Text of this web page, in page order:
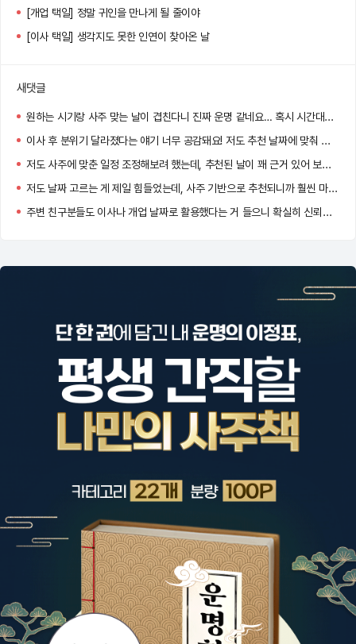
[개업 택일] 정말 귀인을 만나게 될 줄이야
[이사 택일] 생각지도 못한 인연이 찾아온 날
새댓글
원하는 시기랑 사주 맞는 날이 겹친다니 진짜 운명 같네요… 혹시 시간대도 같이 추천되던가요?
이사 후 분위기 달라졌다는 얘기 너무 공감돼요! 저도 추천 날짜에 맞춰 이사했는데 신기하게 일이 잘 풀리더라고요.
저도 사주에 맞춘 일정 조정해보려 했는데, 추천된 날이 꽤 근거 있어 보여서 고민 중이에요. 도움 많이 될 것 같아요!
저도 날짜 고르는 게 제일 힘들었는데, 사주 기반으로 추천되니까 훨씬 마음이 놓이더라고요!
주변 친구분들도 이사나 개업 날짜로 활용했다는 거 들으니 확실히 신뢰감 생기네요.